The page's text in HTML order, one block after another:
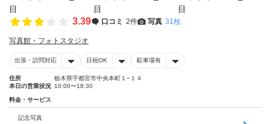
3.39 口コミ 2件 写真 31枚
写真館・フォトスタジオ
出張・訪問対応 日祝OK 駐車場有
住所
栃木県宇都宮市中央本町１−１４
本日の営業状況 10:00〜18:30
料金・サービス
記念写真